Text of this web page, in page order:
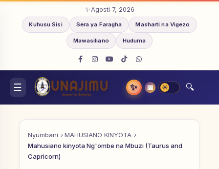
Agosti 7, 2026
Kuhusu Sisi Sera ya Faragha Masharti na Vigezo
Mawasiliano Huduma
✨ 📅
Nyumbani
MAHUSIANO KINYOTA
Mahusiano kinyota Ng'ombe na Mbuzi (Taurus and
Capricorn)